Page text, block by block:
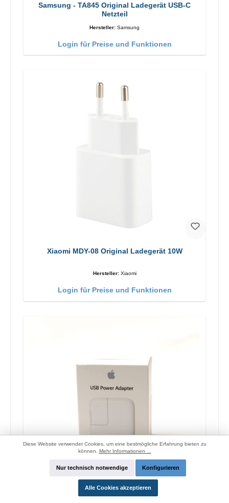
Samsung - TA845 Original Ladegerät USB-C
Netzteil
Hersteller: Samsung
Login für Preise und Funktionen
Xiaomi MDY-08 Original Ladegerät 10W
Hersteller: Xiaomi
Login für Preise und Funktionen
Apple MGN03ZM/A Original Ladegerät 12W
Diese Website verwendet Cookies, um eine bestmögliche Erfahrung bieten zu
können. Mehr Informationen ...
Nur technisch notwendige Konfigurieren
Alle Cookies akzeptieren